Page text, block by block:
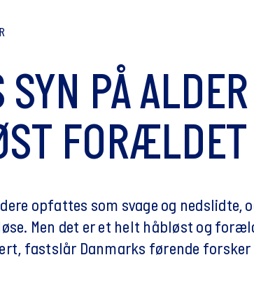
SYN PÅ
FORÆLDET
opfattes som svage og nedslidte,
Men det er et helt håbløst og
fastslår Danmarks førende forsker